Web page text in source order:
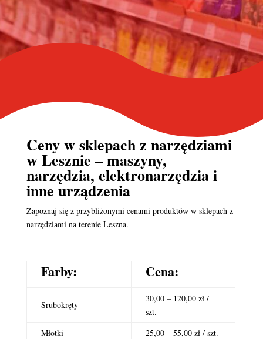
Ceny w sklepach z narzędziami
w Lesznie – maszyny,
narzędzia, elektronarzędzia i
inne urządzenia
Zapoznaj się z przybliżonymi cenami produktów w sklepach z
narzędziami na terenie Leszna.
Farby: Cena:
Śrubokręty
30,00 – 120,00 zł /
szt.
Młotki
25,00 – 55,00 zł / szt.